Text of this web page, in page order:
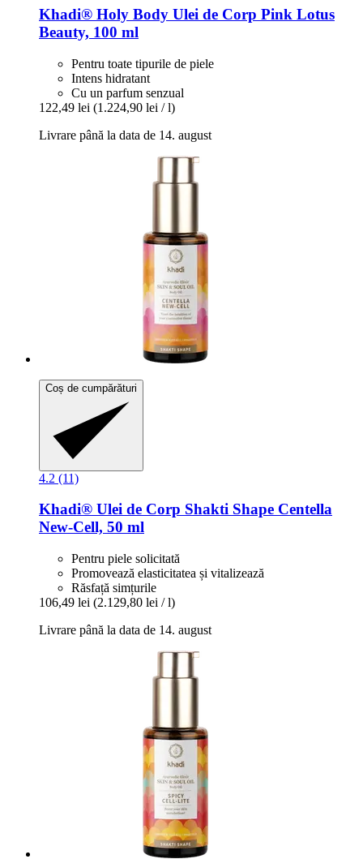
Khadi® Holy Body Ulei de Corp Pink Lotus
Beauty, 100 ml
Pentru toate tipurile de piele
Intens hidratant
Cu un parfum senzual
122,49 lei (1.224,90 lei / l)
Livrare până la data de 14. august
Coș de cumpărături
4.2 (11)
Khadi® Ulei de Corp Shakti Shape Centella
New-​Cell, 50 ml
Pentru piele solicitată
Promovează elasticitatea și vitalizează
Răsfață simțurile
106,49 lei (2.129,80 lei / l)
Livrare până la data de 14. august